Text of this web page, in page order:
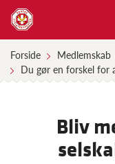
Forside
Medlemskab
Du gør en forskel for
Bliv